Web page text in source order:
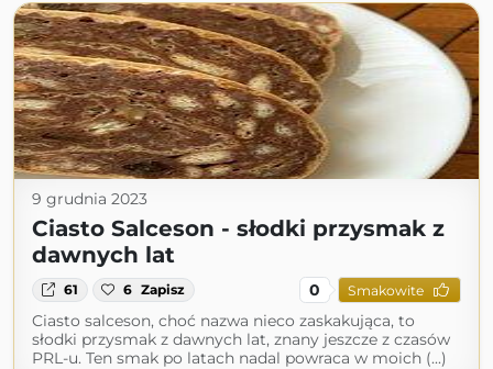
9 grudnia 2023
Ciasto Salceson - słodki przysmak z
dawnych lat
61 6 Zapisz 0 Smakowite
Ciasto salceson, choć nazwa nieco zaskakująca, to
słodki przysmak z dawnych lat, znany jeszcze z czasów
PRL-u. Ten smak po latach nadal powraca w moich (...)